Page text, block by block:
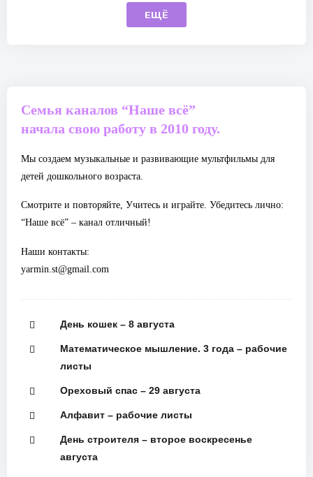
ЕЩЁ
Семья каналов “Наше всё”
начала свою работу в 2010 году.
Мы создаем музыкальные и развивающие мультфильмы для
детей дошкольного возраста.
Смотрите и повторяйте, Учитесь и играйте. Убедитесь лично:
“Наше всё” – канал отличный!
Наши контакты:
yarmin.st@gmail.com
День кошек – 8 августа
Математическое мышление. 3 года – рабочие
листы
Ореховый спас – 29 августа
Алфавит – рабочие листы
День строителя – второе воскресенье
августа